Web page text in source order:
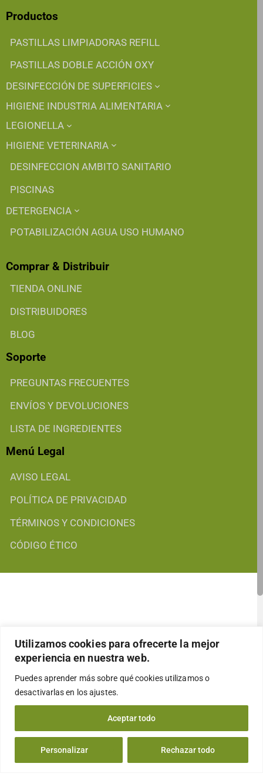
Utilizamos cookies para ofrecerte la mejor
experiencia en nuestra web.
Puedes aprender más sobre qué cookies utilizamos o
desactivarlas en losajustes.
Personalizar Rechazar todo
Aceptar todo
Productos
PASTILLAS LIMPIADORAS REFILL
PASTILLAS DOBLE ACCIÓN OXY
DESINFECCIÓN DE SUPERFICIES
HIGIENE INDUSTRIA ALIMENTARIA
LEGIONELLA
HIGIENE VETERINARIA
DESINFECCION AMBITO SANITARIO
PISCINAS
DETERGENCIA
POTABILIZACIÓN AGUA USO HUMANO
Comprar & Distribuir
TIENDA ONLINE
DISTRIBUIDORES
BLOG
Soporte
PREGUNTAS FRECUENTES
ENVÍOS Y DEVOLUCIONES
LISTA DE INGREDIENTES
Menú Legal
AVISO LEGAL
POLÍTICA DE PRIVACIDAD
TÉRMINOS Y CONDICIONES
CÓDIGO ÉTICO